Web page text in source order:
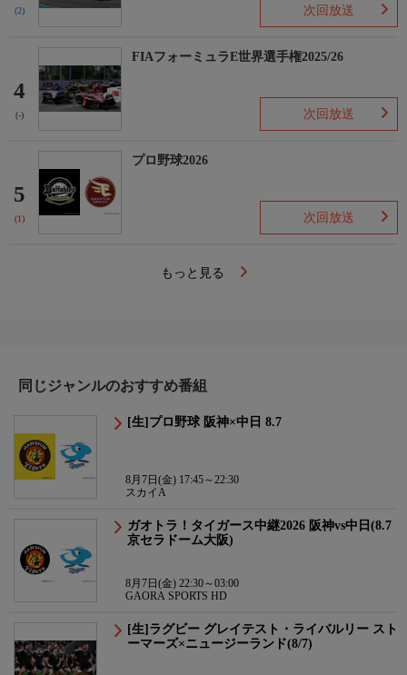
(2) 次回放送
4
(-)
FIAフォーミュラE世界選手権2025/26
次回放送
5
(1)
プロ野球2026
次回放送
もっと見る
同じジャンルのおすすめ番組
[生]プロ野球 阪神×中日 8.7
8月7日(金) 17:45～22:30
スカイA
ガオトラ！タイガース中継2026 阪神vs中日(8.7
京セラドーム大阪)
8月7日(金) 22:30～03:00
GAORA SPORTS HD
[生]ラグビー グレイテスト・ライバルリー スト
ーマーズ×ニュージーランド(8/7)